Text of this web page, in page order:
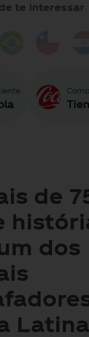
te interessar
de
dos
Latina